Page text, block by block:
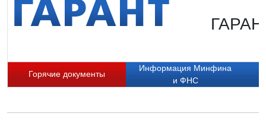
Горячие документы
Информация Минфина
и ФНС